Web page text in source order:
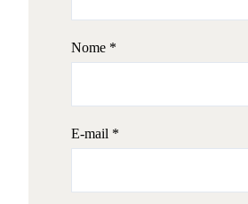
Nome *
E-mail *